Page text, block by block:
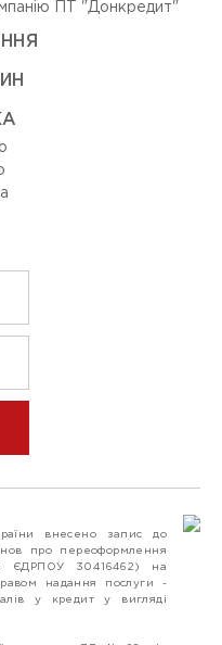
ПТ "Донкредит"
внесено запис до
про переоформлення
ЄДРПОУ 30416462) на
надання послуги -
у кредит у вигляді